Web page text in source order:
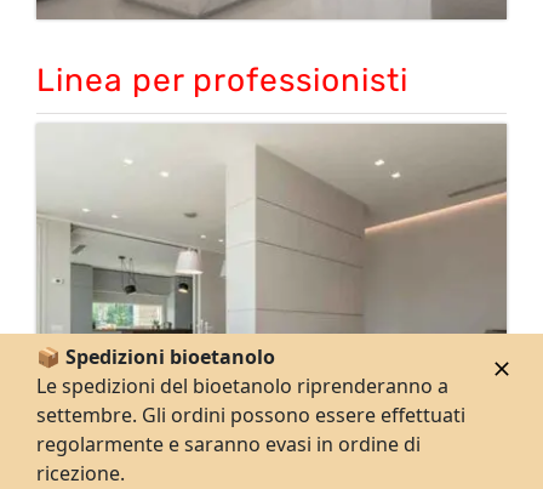
Linea per professionisti
📦 Spedizioni bioetanolo
Le spedizioni del bioetanolo riprenderanno a
settembre. Gli ordini possono essere effettuati
regolarmente e saranno evasi in ordine di
ricezione.